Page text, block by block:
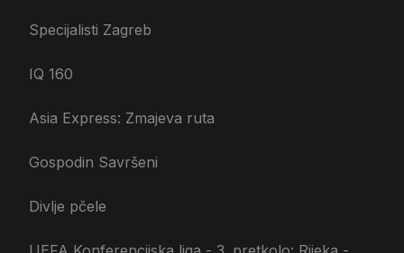
Specijalisti Zagreb
IQ 160
Asia Express: Zmajeva ruta
Gospodin Savršeni
Divlje pčele